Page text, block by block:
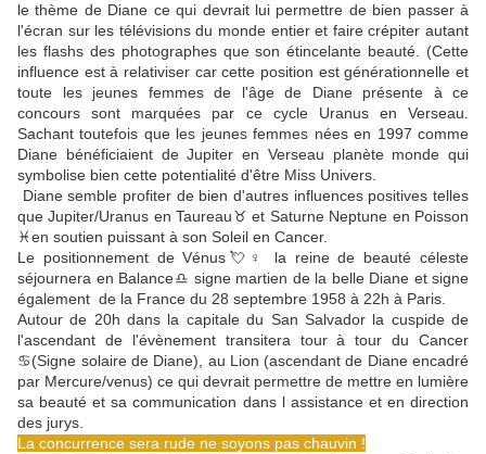
le thème de Diane ce qui devrait lui permettre de bien passer à
l'écran sur les télévisions du monde entier et faire crépiter autant
les flashs des photographes que son étincelante beauté. (Cette
influence est à relativiser car cette position est générationnelle et
toute les jeunes femmes de l'âge de Diane présente à ce
concours sont marquées par ce cycle Uranus en Verseau.
Sachant toutefois que les jeunes femmes nées en 1997 comme
Diane bénéficiaient de Jupiter en Verseau planète monde qui
symbolise bien cette potentialité d'être Miss Univers.
Diane semble profiter de bien d'autres influences positives telles
que Jupiter/Uranus en Taureau♉ et Saturne Neptune en Poisson
♓en soutien puissant à son Soleil en Cancer.
Le positionnement de Vénus💘♀️ la reine de beauté céleste
séjournera en Balance♎ signe martien de la belle Diane et signe
également de la France du 28 septembre 1958 à 22h à Paris.
Autour de 20h dans la capitale du San Salvador la cuspide de
l'ascendant de l'évènement transitera tour à tour du Cancer
♋(Signe solaire de Diane), au Lion (ascendant de Diane encadré
par Mercure/venus) ce qui devrait permettre de mettre en lumière
sa beauté et sa communication dans l assistance et en direction
des jurys.
La concurrence sera rude ne soyons pas chauvin !